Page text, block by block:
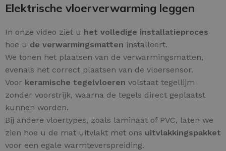
Elektrische vloerverwarming leggen
In onze video ziet u het volledige installatieproces
hoe u de verwarmingsmatten installeert.
We tonen het plaatsen van de verwarmingsmatten,
evenals het correct plaatsen van de vloersensor.
Voor keramische tegelvloeren volstaat tegellijm
zonder voorstrijk, waarna de tegels direct geplaatst
kunnen worden.
Bij andere vloertypes, zoals laminaat of PVC, laten we
zien hoe u de mat uitvlakt met ons uitvlakkingspakket
voor een egale warmteverspreiding.